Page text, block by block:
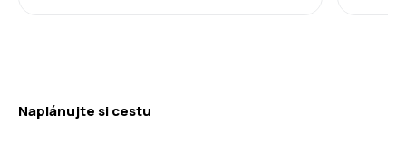
Naplánujte si cestu